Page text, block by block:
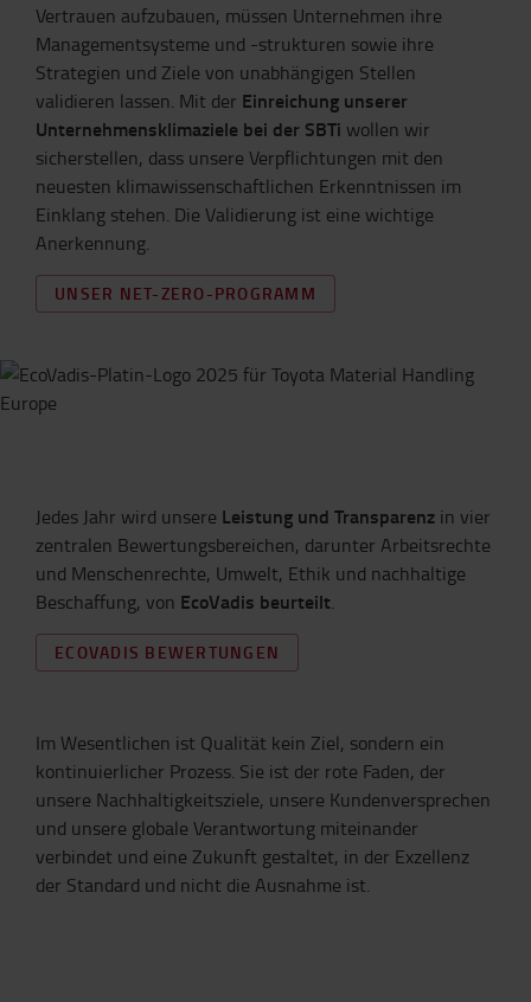
Vertrauen aufzubauen, müssen Unternehmen ihre
Managementsysteme und -strukturen sowie ihre
Strategien und Ziele von unabhängigen Stellen
validieren lassen. Mit der Einreichung unserer
Unternehmensklimaziele bei der SBTi wollen wir
sicherstellen, dass unsere Verpflichtungen mit den
neuesten klimawissenschaftlichen Erkenntnissen im
Einklang stehen. Die Validierung ist eine wichtige
Anerkennung.
UNSER NET-ZERO-PROGRAMM
Jedes Jahr wird unsere Leistung und Transparenz in vier
zentralen Bewertungsbereichen, darunter Arbeitsrechte
und Menschenrechte, Umwelt, Ethik und nachhaltige
Beschaffung, von EcoVadis beurteilt.
ECOVADIS BEWERTUNGEN
Im Wesentlichen ist Qualität kein Ziel, sondern ein
kontinuierlicher Prozess. Sie ist der rote Faden, der
unsere Nachhaltigkeitsziele, unsere Kundenversprechen
und unsere globale Verantwortung miteinander
verbindet und eine Zukunft gestaltet, in der Exzellenz
der Standard und nicht die Ausnahme ist.